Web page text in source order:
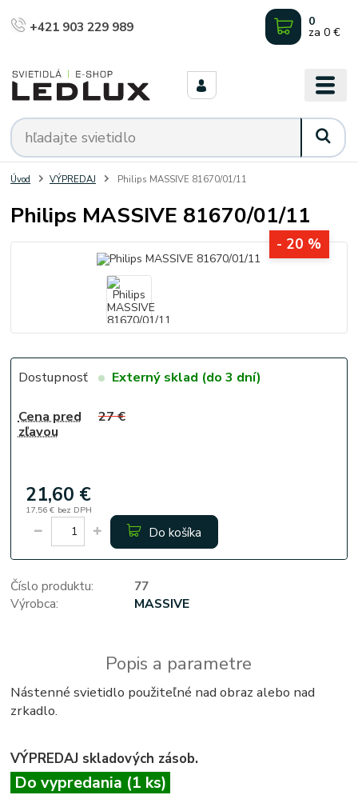
+421 903 229 989 0
za 0 €
Úvod VÝPREDAJ Philips MASSIVE 81670/01/11
Philips MASSIVE 81670/01/11
- 20 %
Dostupnosť Externý sklad (do 3 dní)
Cena pred
zľavou
27 €
21,60 €
17,56 € bez DPH
Do košíka
Číslo produktu:
77
Výrobca:
MASSIVE
Popis a parametre
Nástenné svietidlo použiteľné nad obraz alebo nad
zrkadlo.
VÝPREDAJ skladových zásob.
Do vypredania (1 ks)